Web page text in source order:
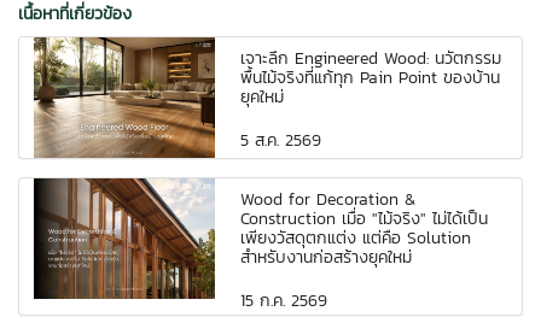
เนื้อหาที่เกี่ยวข้อง
เจาะลึก Engineered Wood: นวัตกรรม
พื้นไม้จริงที่แก้ทุก Pain Point ของบ้าน
ยุคใหม่
5 ส.ค. 2569
Wood for Decoration &
Construction เมื่อ "ไม้จริง" ไม่ได้เป็น
เพียงวัสดุตกแต่ง แต่คือ Solution
สำหรับงานก่อสร้างยุคใหม่
15 ก.ค. 2569